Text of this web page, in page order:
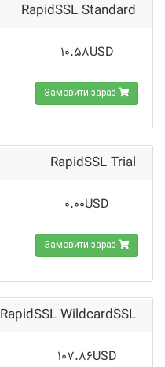
RapidSSL Standard
10.58USD
Замовити зараз
RapidSSL Trial
0.00USD
Замовити зараз
RapidSSL WildcardSSL
107.86USD